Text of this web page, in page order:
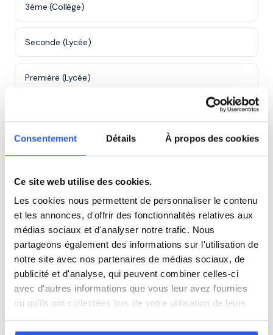
Consentement Détails À propos des cookies
Ce site web utilise des cookies.
Les cookies nous permettent de personnaliser le contenu
et les annonces, d'offrir des fonctionnalités relatives aux
médias sociaux et d'analyser notre trafic. Nous
partageons également des informations sur l'utilisation de
notre site avec nos partenaires de médias sociaux, de
publicité et d'analyse, qui peuvent combiner celles-ci
avec d'autres informations que vous leur avez fournies
ou qu'ils ont collectées lors de votre utilisation de leurs
3ème (Collège)
Seconde (Lycée)
Première (Lycée)
Adultes (Supérieur & Adultes)
⭐
352+ familles accompagnées à Saint-Avold
Note moyenne de 4.8/5. Notre organisme partenaire
intervient à domicile à Saint-Avold et alentours.
Rejoindre ces familles →